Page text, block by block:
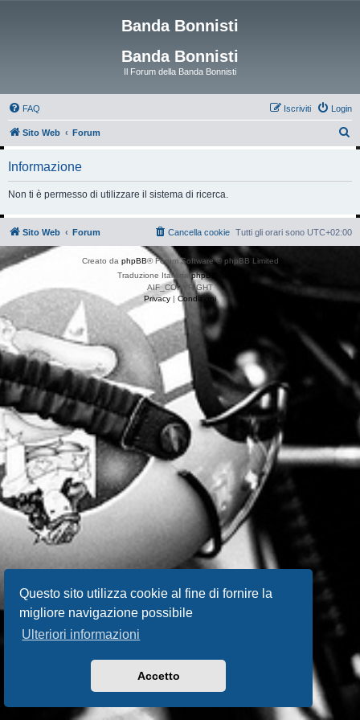
Questo sito utilizza cookie al fine di fornire la
migliore navigazione possibile
Ulteriori informazioni
Accetto
Banda Bonnisti
Banda Bonnisti
Il Forum della Banda Bonnisti
FAQ Login
Iscriviti
Sito Web Forum
Informazione
Non ti è permesso di utilizzare il sistema di ricerca.
Sito Web Forum Tutti gli orari sono UTC+02:00
Cancella cookie
Creato da phpBB® Forum Software © phpBB Limited
Traduzione ItalianaphpBB-Italia.it
AIF_COPYRIGHT
Privacy | Condizioni